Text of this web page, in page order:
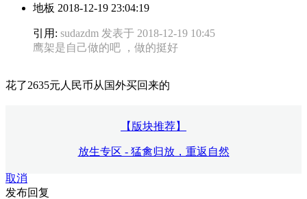
地板 2018-12-19 23:04:19
引用: sudazdm 发表于 2018-12-19 10:45
鹰架是自己做的吧 ，做的挺好
花了2635元人民币从国外买回来的
【版块推荐】
放生专区 - 猛禽归放，重返自然
取消
发布回复